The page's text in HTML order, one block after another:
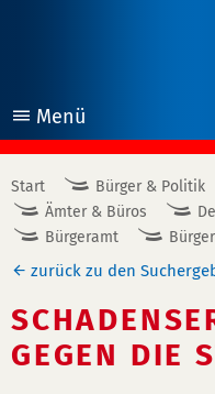
Menü
öffnen
Start Bürger & Politik
Ämter & Büros
Bürgeramt
zurück zu den
GEGEN DIE